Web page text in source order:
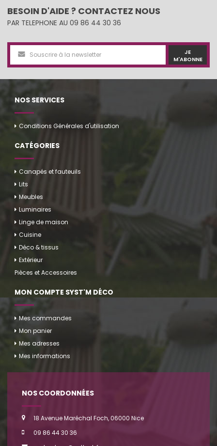
BESOIN D'AIDE ? CONTACTEZ NOUS
PAR TELEPHONE AU 09 86 44 30 36
JE
M'ABONNE
NOS SERVICES
Conditions Générales d'utilisation
CATÉGORIES
Canapés et fauteuils
Lits
Meubles
Luminaires
Linge de maison
Cuisine
Déco & tissus
Extérieur
Pièces et Accessoires
MON COMPTE SYST'M DÉCO
Mes commandes
Mon panier
Mes adresses
Mes informations
NOS COORDONNÉES
18 Avenue Maréchal Foch, 06000 Nice
09 86 44 30 36